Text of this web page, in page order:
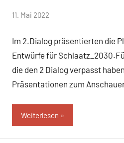
von
11. Mai 2022
Im 2.Dialog präsentierten die
Entwürfe für
die den 2 Dialog verpasst
Präsentationen zum
Weiterlesen